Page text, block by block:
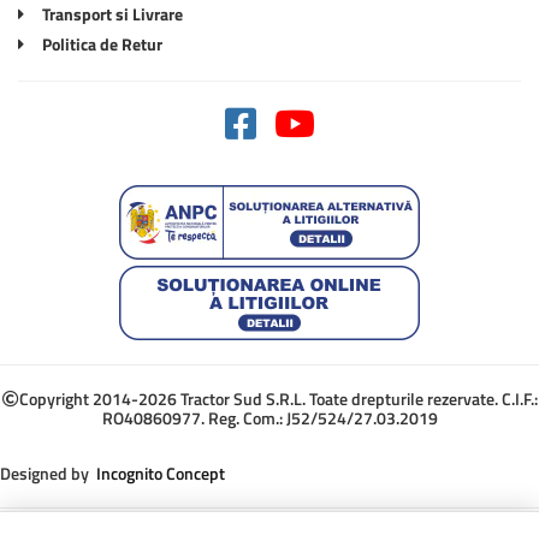
Transport si Livrare
Politica de Retur
Copyright 2014-2026 Tractor Sud S.R.L. Toate drepturile rezervate. C.I.F.:
RO40860977. Reg. Com.: J52/524/27.03.2019
Designed by Incognito Concept